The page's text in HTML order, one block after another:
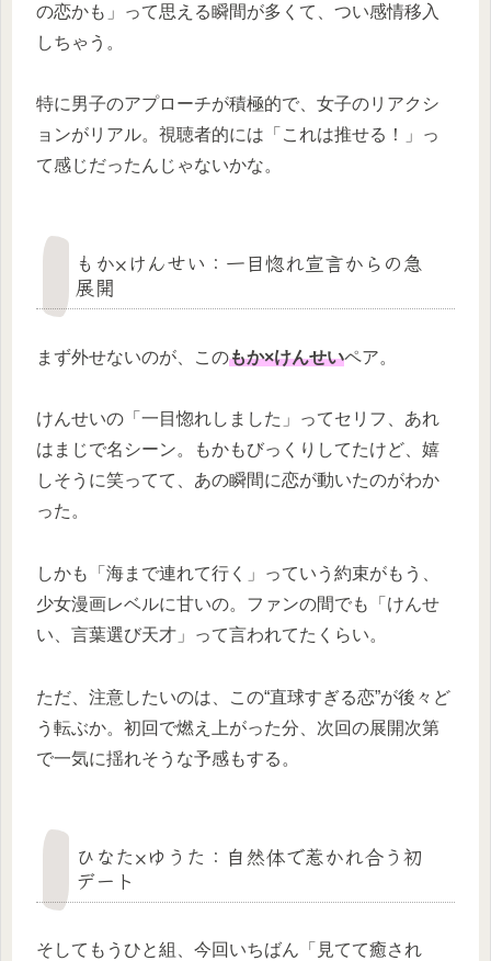
の恋かも」って思える瞬間が多くて、つい感情移入
しちゃう。
特に男子のアプローチが積極的で、女子のリアクシ
ョンがリアル。視聴者的には「これは推せる！」っ
て感じだったんじゃないかな。
もか×けんせい：一目惚れ宣言からの急
展開
まず外せないのが、このもか×けんせいペア。
けんせいの「一目惚れしました」ってセリフ、あれ
はまじで名シーン。もかもびっくりしてたけど、嬉
しそうに笑ってて、あの瞬間に恋が動いたのがわか
った。
しかも「海まで連れて行く」っていう約束がもう、
少女漫画レベルに甘いの。ファンの間でも「けんせ
い、言葉選び天才」って言われてたくらい。
ただ、注意したいのは、この“直球すぎる恋”が後々ど
う転ぶか。初回で燃え上がった分、次回の展開次第
で一気に揺れそうな予感もする。
ひなた×ゆうた：自然体で惹かれ合う初
デート
そしてもうひと組、今回いちばん「見てて癒され